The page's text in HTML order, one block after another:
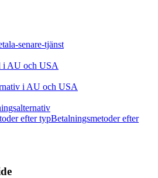
senare-tjänst
i AU och USA
i AU och USA
efter typBetalningsmetoder efter